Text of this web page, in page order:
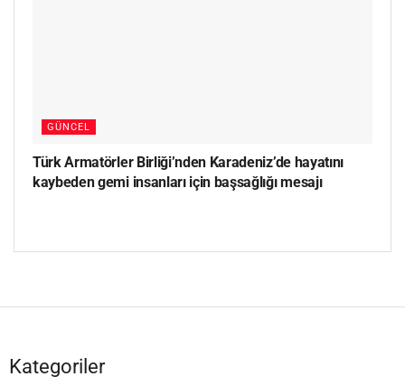
GÜNCEL
Türk Armatörler Birliği’nden Karadeniz’de hayatını
kaybeden gemi insanları için başsağlığı mesajı
Kategoriler